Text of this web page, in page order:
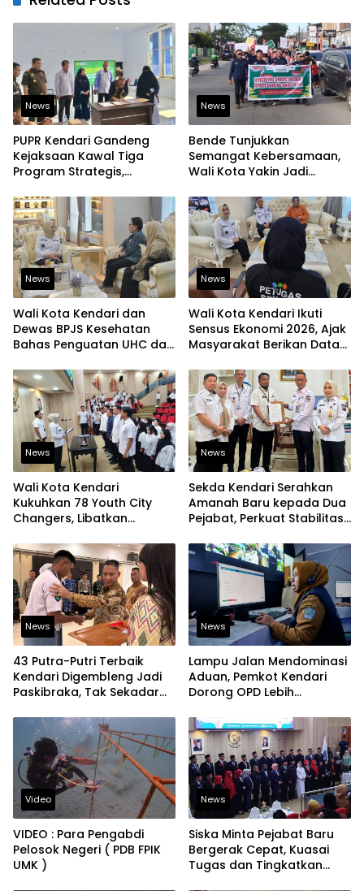
News
PUPR Kendari Gandeng
Kejaksaan Kawal Tiga
Program Strategis,
Bangun Infrastruktur
Berintegritas
News
Bende Tunjukkan
Semangat Kebersamaan,
Wali Kota Yakin Jadi
Lain
News
Wali Kota Kendari dan
Dewas BPJS Kesehatan
Bahas Penguatan UHC dan
Kesehatan
News
Wali Kota Kendari Ikuti
Sensus Ekonomi 2026, Ajak
Masyarakat Berikan Data
News
Wali Kota Kendari
Kukuhkan 78 Youth City
Changers, Libatkan
Perubahan Kota
News
Sekda Kendari Serahkan
Amanah Baru kepada Dua
Pejabat, Perkuat Stabilitas
News
43 Putra-Putri Terbaik
Kendari Digembleng Jadi
Paskibraka, Tak Sekadar
News
Lampu Jalan Mendominasi
Aduan, Pemkot Kendari
Dorong OPD Lebih
Laporan Warga
Video
VIDEO : Para Pengabdi
Pelosok Negeri ( PDB FPIK
UMK )
News
Siska Minta Pejabat Baru
Bergerak Cepat, Kuasai
Tugas dan Tingkatkan